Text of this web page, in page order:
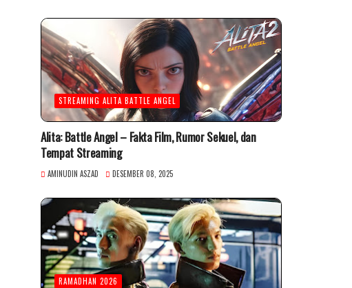
STREAMING ALITA BATTLE ANGEL
Alita: Battle Angel – Fakta Film, Rumor Sekuel, dan
Tempat Streaming
AMINUDIN ASZAD DESEMBER 08, 2025
RAMADHAN 2026